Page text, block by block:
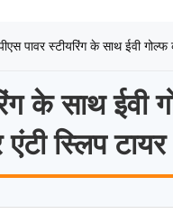
पावर स्टीयरिंग के साथ ईवी
के साथ
स्लिप टायर
के साथ